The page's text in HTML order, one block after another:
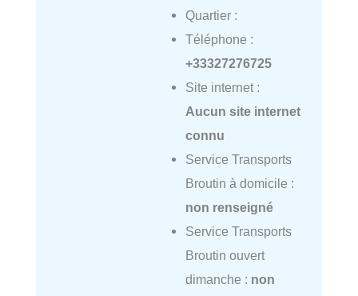
Quartier :
Téléphone :
+33327276725
Site internet :
Aucun site internet
connu
Service Transports
Broutin à domicile :
non renseigné
Service Transports
Broutin ouvert
dimanche : non